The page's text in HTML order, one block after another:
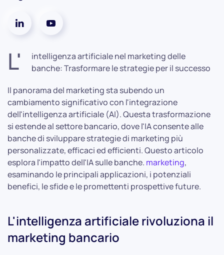
L'
intelligenza artificiale nel marketing delle
banche: Trasformare le strategie per il successo
Il panorama del marketing sta subendo un
cambiamento significativo con l'integrazione
dell'intelligenza artificiale (AI). Questa trasformazione
si estende al settore bancario, dove l'IA consente alle
banche di sviluppare strategie di marketing più
personalizzate, efficaci ed efficienti. Questo articolo
esplora l'impatto dell'IA sulle banche. marketing,
esaminando le principali applicazioni, i potenziali
benefici, le sfide e le promettenti prospettive future.
L'intelligenza artificiale rivoluziona il
marketing bancario